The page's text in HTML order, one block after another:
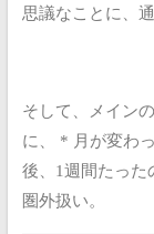
思議なことに、
そして、メイン
に、
* 月が変わ
後、1週間たった
圏外扱い。